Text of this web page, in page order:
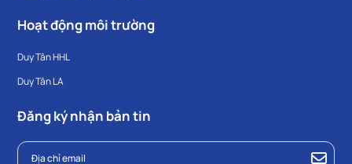
Hoạt động môi trường
Duy Tân HHL
Duy Tân LA
Đăng ký nhận bản tin